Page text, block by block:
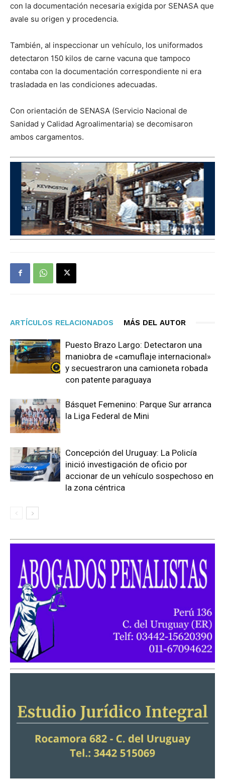
con la documentación necesaria exigida por SENASA que
avale su origen y procedencia.
También, al inspeccionar un vehículo, los uniformados
detectaron 150 kilos de carne vacuna que tampoco
contaba con la documentación correspondiente ni era
trasladada en las condiciones adecuadas.
Con orientación de SENASA (Servicio Nacional de
Sanidad y Calidad Agroalimentaria) se decomisaron
ambos cargamentos.
ARTÍCULOS RELACIONADOS MÁS DEL AUTOR
Puesto Brazo Largo: Detectaron una
maniobra de «camuflaje internacional»
y secuestraron una camioneta robada
con patente paraguaya
Básquet Femenino: Parque Sur arranca
la Liga Federal de Mini
Concepción del Uruguay: La Policía
inició investigación de oficio por
accionar de un vehículo sospechoso en
la zona céntrica